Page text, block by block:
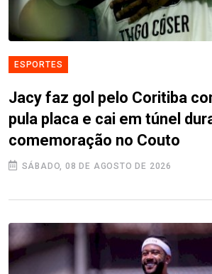
ESPORTES
Jacy faz gol pelo Coritiba
pula placa e cai em túnel
comemoração no Couto
SÁBADO, 08 DE AGOSTO DE 2026